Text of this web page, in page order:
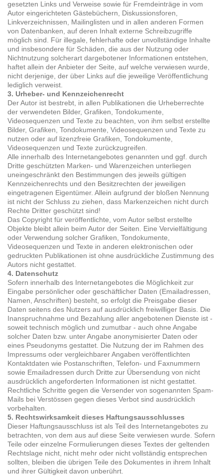
gesetzten Links und Verweise sowie für Fremdeinträge in vom
Autor eingerichteten Gästebüchern, Diskussionsforen,
Linkverzeichnissen, Mailinglisten und in allen anderen Formen
von Datenbanken, auf deren Inhalt externe Schreibzugriffe
möglich sind. Für illegale, fehlerhafte oder unvollständige Inhalte
und insbesondere für Schäden, die aus der Nutzung oder
Nichtnutzung solcherart dargebotener Informationen entstehen,
haftet allein der Anbieter der Seite, auf welche verwiesen wurde,
nicht derjenige, der über Links auf die jeweilige Veröffentlichung
lediglich verweist.
3. Urheber- und Kennzeichenrecht
Der Autor ist bestrebt, in allen Publikationen die Urheberrechte
der verwendeten Bilder, Grafiken, Tondokumente,
Videosequenzen und Texte zu beachten, von ihm selbst erstellte
Bilder, Grafiken, Tondokumente, Videosequenzen und Texte zu
nutzen oder auf lizenzfreie Grafiken, Tondokumente,
Videosequenzen und Texte zurückzugreifen.
Alle innerhalb des Internetangebotes genannten und ggf. durch
Dritte geschützten Marken- und Warenzeichen unterliegen
uneingeschränkt den Bestimmungen des jeweils gültigen
Kennzeichenrechts und den Besitzrechten der jeweiligen
eingetragenen Eigentümer. Allein aufgrund der bloßen Nennung
ist nicht der Schluss zu ziehen, dass Markenzeichen nicht durch
Rechte Dritter geschützt sind!
Das Copyright für veröffentlichte, vom Autor selbst erstellte
Objekte bleibt allein beim Autor der Seiten. Eine Vervielfältigung
oder Verwendung solcher Grafiken, Tondokumente,
Videosequenzen und Texte in anderen elektronischen oder
gedruckten Publikationen ist ohne ausdrückliche Zustimmung des
Autors nicht gestattet.
4. Datenschutz
Sofern innerhalb des Internetangebotes die Möglichkeit zur
Eingabe persönlicher oder geschäftlicher Daten (Emailadressen,
Namen, Anschriften) besteht, so erfolgt die Preisgabe dieser
Daten seitens des Nutzers auf ausdrücklich freiwilliger Basis. Die
Inanspruchnahme und Bezahlung aller angebotenen Dienste ist -
soweit technisch möglich und zumutbar - auch ohne Angabe
solcher Daten bzw. unter Angabe anonymisierter Daten oder
eines Pseudonyms gestattet. Die Nutzung der im Rahmen des
Impressums oder vergleichbarer Angaben veröffentlichten
Kontaktdaten wie Postanschriften, Telefon- und Faxnummern
sowie Emailadressen durch Dritte zur Übersendung von nicht
ausdrücklich angeforderten Informationen ist nicht gestattet.
Rechtliche Schritte gegen die Versender von sogenannten Spam-
Mails bei Verstössen gegen dieses Verbot sind ausdrücklich
vorbehalten.
5. Rechtswirksamkeit dieses Haftungsausschlusses
Dieser Haftungsausschluss ist als Teil des Internetangebotes zu
betrachten, von dem aus auf diese Seite verwiesen wurde. Sofern
Teile oder einzelne Formulierungen dieses Textes der geltenden
Rechtslage nicht, nicht mehr oder nicht vollständig entsprechen
sollten, bleiben die übrigen Teile des Dokumentes in ihrem Inhalt
und ihrer Gültigkeit davon unberührt.